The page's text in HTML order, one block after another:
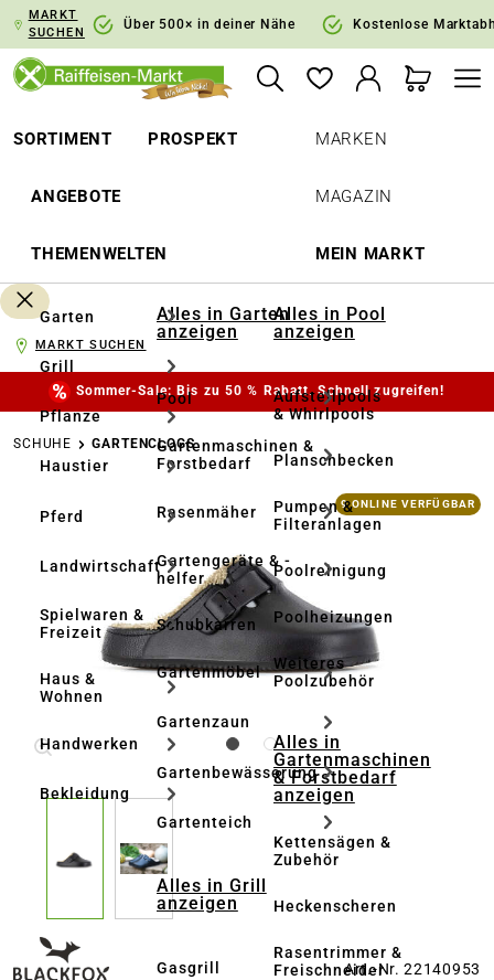
Zur Hauptnavigation springen
MARKT
SUCHEN
Über 500× in deiner Nähe Kostenlose
SORTIMENT PROSPEKT
ANGEBOTE
THEMENWELTEN
MARKEN
MAGAZIN
MEIN MARKT
Garten
Grill
Pflanze
Haustier
Pferd
Landwirtschaft
Spielwaren &
Freizeit
Haus &
Wohnen
Handwerken
Bekleidung
Alles in Garten
anzeigen
Pool
Gartenmaschinen &
Forstbedarf
Rasenmäher
Gartengeräte & -
helfer
Schubkarren
Gartenmöbel
Gartenzaun
Gartenbewässerung
Gartenteich
Alles in Grill
anzeigen
Gasgrill
Alles in Pool
anzeigen
Aufstellpools
& Whirlpools
Planschbecken
Pumpen &
Filteranlagen
Poolreinigung
Poolheizungen
Weiteres
Poolzubehör
Alles in
Gartenmaschinen
& Forstbedarf
anzeigen
Kettensägen &
Zubehör
Heckenscheren
Rasentrimmer &
Freischneider
MARKT SUCHEN
Sommer-Sale: Bis zu 50 % Rabatt. Schnell zugreifen!
SCHUHE GARTENCLOGS
Bildergalerie überspringen 9 ONLINE VERFÜGBAR
Art.-Nr. 22140953